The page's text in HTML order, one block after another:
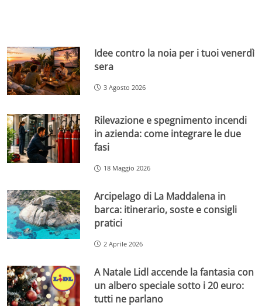
Idee contro la noia per i tuoi venerdì
sera
3 Agosto 2026
Rilevazione e spegnimento incendi
in azienda: come integrare le due
fasi
18 Maggio 2026
Arcipelago di La Maddalena in
barca: itinerario, soste e consigli
pratici
2 Aprile 2026
A Natale Lidl accende la fantasia con
un albero speciale sotto i 20 euro:
tutti ne parlano